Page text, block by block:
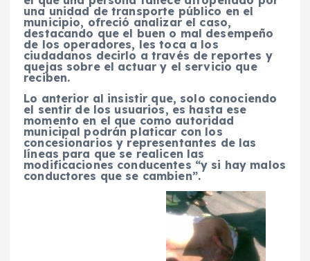
una unidad de transporte público en el
municipio, ofreció analizar el caso,
destacando que el buen o mal desempeño
de los operadores, les toca a los
ciudadanos decirlo a través de reportes y
quejas sobre el actuar y el servicio que
reciben.
Lo anterior al insistir que, solo conociendo
el sentir de los usuarios, es hasta ese
momento en el que como autoridad
municipal podrán platicar con los
concesionarios y representantes de las
líneas para que se realicen las
modificaciones conducentes “y si hay malos
conductores que se cambien”.